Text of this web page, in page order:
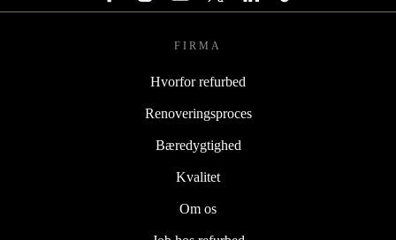
FIRMA
Hvorfor refurbed
Renoveringsproces
Bæredygtighed
Kvalitet
Om os